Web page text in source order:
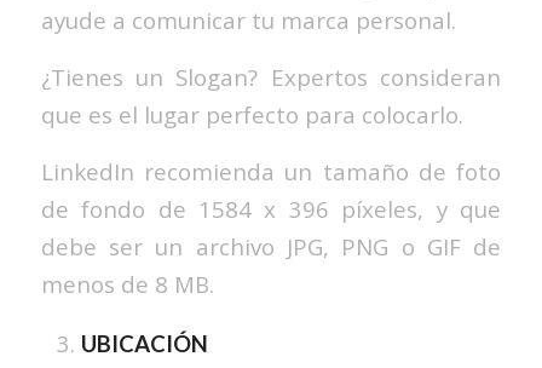
ayude a comunicar tu marca personal.
¿Tienes un Slogan? Expertos consideran
que es el lugar perfecto para colocarlo.
LinkedIn recomienda un tamaño de foto
de fondo de 1584 x 396 píxeles, y que
debe ser un archivo JPG, PNG o GIF de
menos de 8 MB.
UBICACIÓN